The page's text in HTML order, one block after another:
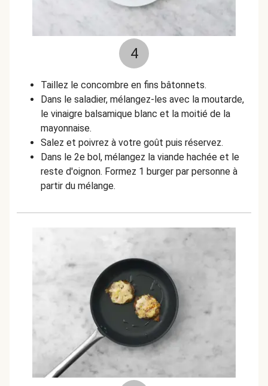
4
Taillez le concombre en fins bâtonnets.
Dans le saladier, mélangez-les avec la moutarde,
le vinaigre balsamique blanc et la moitié de la
mayonnaise.
Salez et poivrez à votre goût puis réservez.
Dans le 2e bol, mélangez la viande hachée et le
reste d'oignon. Formez 1 burger par personne à
partir du mélange.